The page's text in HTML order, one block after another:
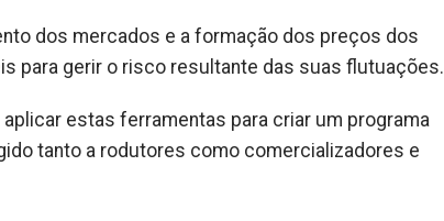
dos mercados e a formação dos preços dos
para gerir o risco resultante das suas flutuações.
estas ferramentas para criar um programa
tanto a rodutores como comercializadores e